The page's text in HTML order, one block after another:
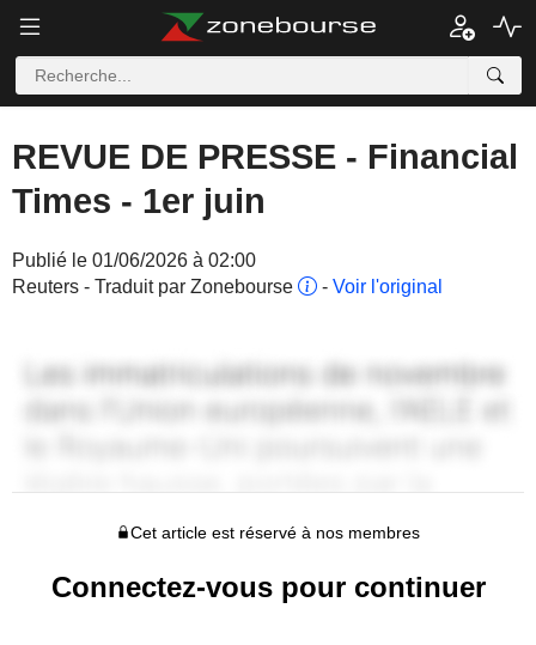
REVUE DE PRESSE - Financial
Times - 1er juin
Publié le 01/06/2026 à 02:00
Reuters - Traduit par Zonebourse
- Voir l'original
Cet article est réservé à nos membres
Connectez-vous pour continuer